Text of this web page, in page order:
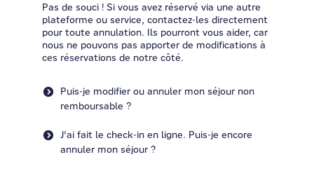
Pas de souci ! Si vous avez réservé via une autre
plateforme ou service, contactez-les directement
pour toute annulation. Ils pourront vous aider, car
nous ne pouvons pas apporter de modifications à
ces réservations de notre côté.
Puis-je modifier ou annuler mon séjour non
remboursable ?
J'ai fait le check-in en ligne. Puis-je encore
annuler mon séjour ?